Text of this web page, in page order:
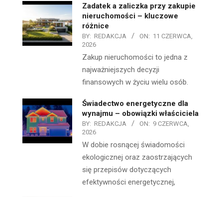
Zadatek a zaliczka przy zakupie
nieruchomości – kluczowe
różnice
BY: REDAKCJA ON: 11 CZERWCA,
2026
Zakup nieruchomości to jedna z
najważniejszych decyzji
finansowych w życiu wielu osób.
Świadectwo energetyczne dla
wynajmu – obowiązki właściciela
BY: REDAKCJA ON: 9 CZERWCA,
2026
W dobie rosnącej świadomości
ekologicznej oraz zaostrzających
się przepisów dotyczących
efektywności energetycznej,